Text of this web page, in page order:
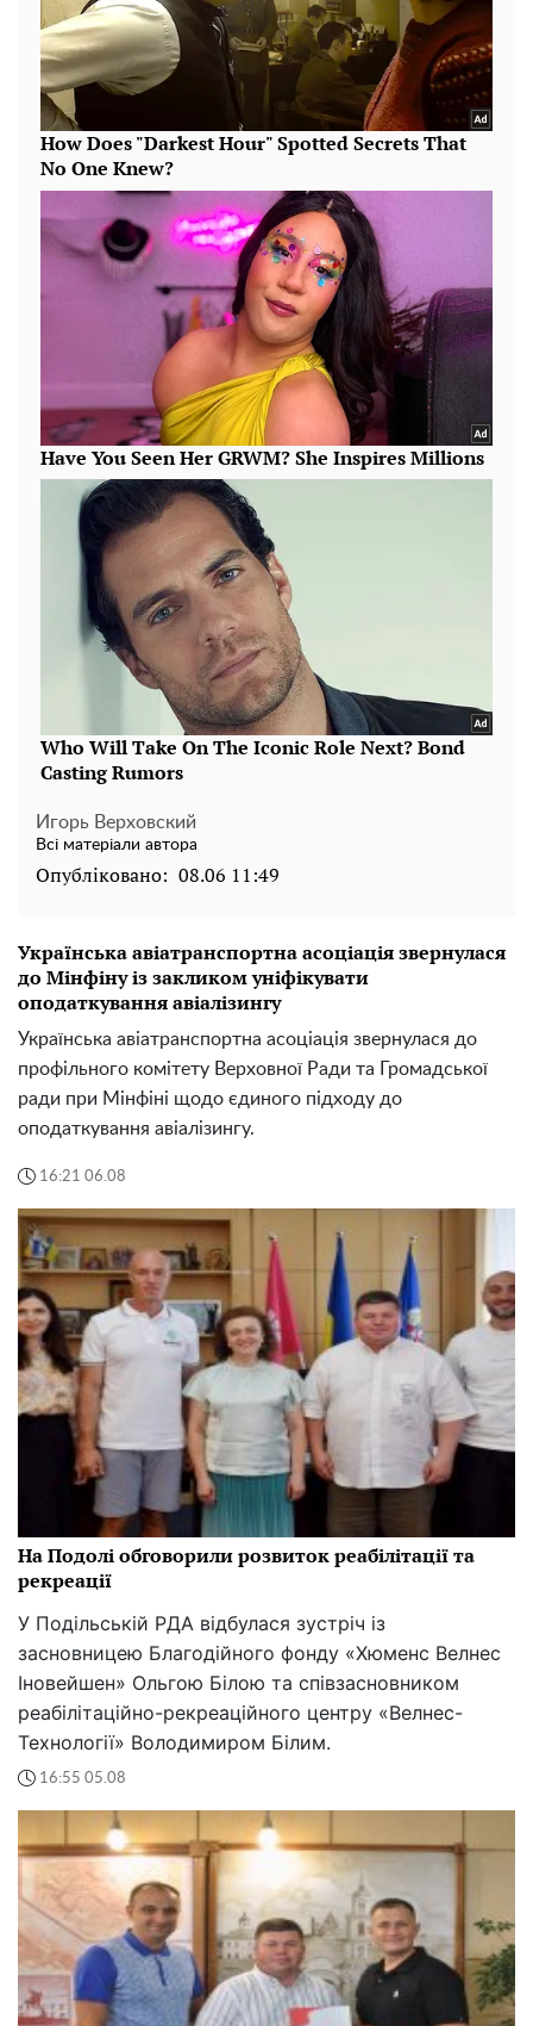
Игорь Верховский
Всі матеріали автора
Опубліковано: 08.06 11:49
Українська авіатранспортна асоціація звернулася
до Мінфіну із закликом уніфікувати
оподаткування авіалізингу
Українська авіатранспортна асоціація звернулася до
профільного комітету Верховної Ради та Громадської
ради при Мінфіні щодо єдиного підходу до
оподаткування авіалізингу.
16:21 06.08
На Подолі обговорили розвиток реабілітації та
рекреації
У Подільській РДА відбулася зустріч із
засновницею Благодійного фонду «Хюменс Велнес
Іновейшен» Ольгою Білою та співзасновником
реабілітаційно-рекреаційного центру «Велнес-
Технології» Володимиром Білим.
16:55 05.08